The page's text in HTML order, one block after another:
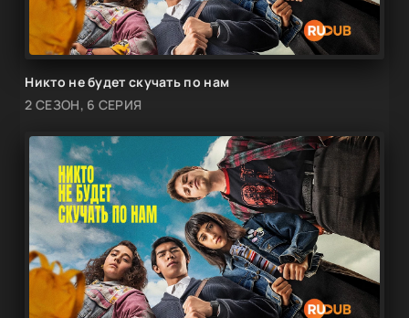
Никто не будет скучать по нам
2 СЕЗОН, 6 СЕРИЯ